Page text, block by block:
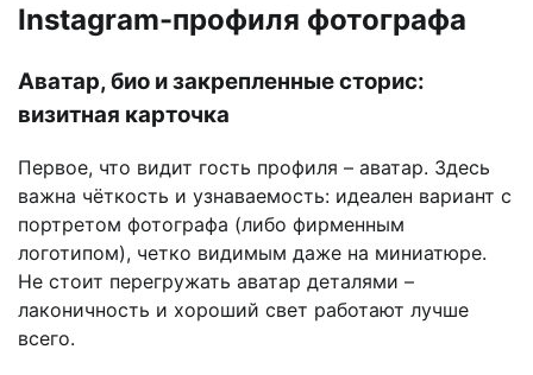
Instagram-профиля фотографа
Аватар, био и закрепленные сторис:
визитная карточка
Первое, что видит гость профиля – аватар. Здесь
важна чёткость и узнаваемость: идеален вариант с
портретом фотографа (либо фирменным
логотипом), четко видимым даже на миниатюре.
Не стоит перегружать аватар деталями –
лаконичность и хороший свет работают лучше
всего.